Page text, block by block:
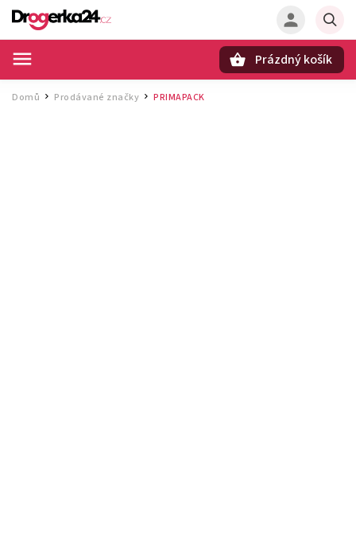
Prázdný košík
Domů / Prodávané značky / PRIMAPACK